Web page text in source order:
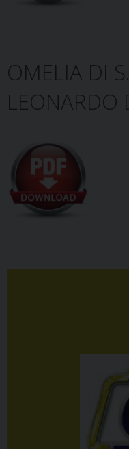
OMELIA DI
LEONARDO